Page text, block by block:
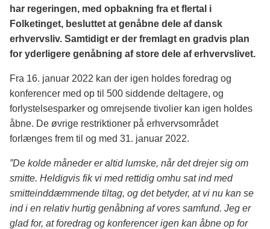
har regeringen, med opbakning fra et flertal i
Folketinget, besluttet at genåbne dele af dansk
erhvervsliv. Samtidigt er der fremlagt en gradvis plan
for yderligere genåbning af store dele af erhvervslivet.
Fra 16. januar 2022 kan der igen holdes foredrag og
konferencer med op til 500 siddende deltagere, og
forlystelsesparker og omrejsende tivolier kan igen holdes
åbne. De øvrige restriktioner på erhvervsområdet
forlænges frem til og med 31. januar 2022.
”De kolde måneder er altid lumske, når det drejer sig om
smitte. Heldigvis fik vi med rettidig omhu sat ind med
smitteinddæmmende tiltag, og det betyder, at vi nu kan se
ind i en relativ hurtig genåbning af vores samfund. Jeg er
glad for, at foredrag og konferencer igen kan åbne op for